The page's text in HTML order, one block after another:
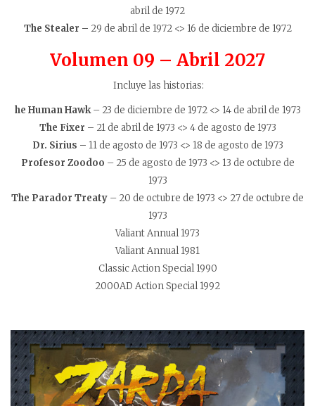
abril de 1972
The Stealer – 29 de abril de 1972 <> 16 de diciembre de 1972
Volumen 09 – Abril 2027
Incluye las historias:
he Human Hawk– 23 de diciembre de 1972 <> 14 de abril de 1973
The Fixer – 21 de abril de 1973 <> 4 de agosto de 1973
Dr. Sirius – 11 de agosto de 1973 <> 18 de agosto de 1973
Profesor Zoodoo – 25 de agosto de 1973 <> 13 de octubre de
1973
The Parador Treaty – 20 de octubre de 1973 <> 27 de octubre de
1973
Valiant Annual 1973
Valiant Annual 1981
Classic Action Special 1990
2000AD Action Special 1992